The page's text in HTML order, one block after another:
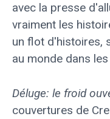
avec la presse
vraiment les
un flot d'histoires,
au monde dans
Déluge: le froid
couvertures de